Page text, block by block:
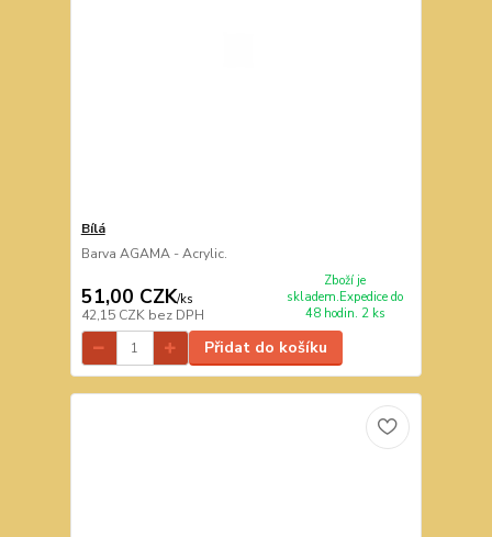
Bílá
Barva AGAMA - Acrylic.
51,00 CZK/ks
42,15 CZK bez DPH
Zboží je
skladem.Expedice do
48 hodin. 2 ks
Přidat do košíku